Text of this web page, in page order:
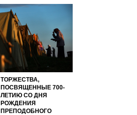
ТОРЖЕСТВА,
ПОСВЯЩЕННЫЕ 700-
ЛЕТИЮ СО ДНЯ
РОЖДЕНИЯ
ПРЕПОДОБНОГО